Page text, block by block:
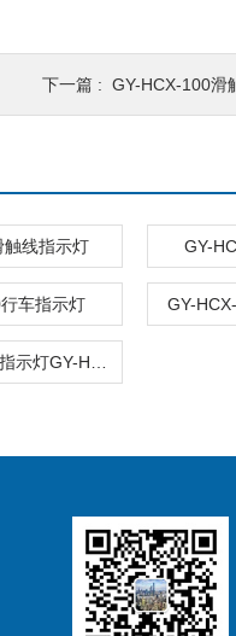
下一篇 : GY-HCX-100滑
触线指示灯 GY-
车指示灯 GY-